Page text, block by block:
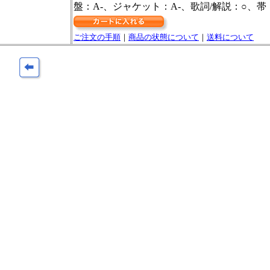
盤：A-、ジャケット：A-、歌詞/解説：○、帯
ご注文の手順 ｜ 商品の状態について ｜ 送料について